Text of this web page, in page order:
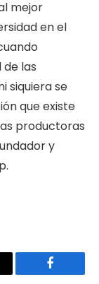
mejor
en el
las
siquiera se
que existe
productoras
y
Facebook